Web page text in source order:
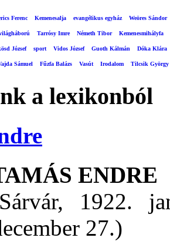
Ferenc Kemenesalja evangélikus egyház Weöres Sándor
Tarrósy Imre Németh Tibor Kemenesmihályfa
József sport Vidos József Guoth Kálmán Dóka Klára
Sámuel Fűzfa Balázs Vasút Irodalom Tilcsik György
a lexikonból
ENDRE
1922.
27.)